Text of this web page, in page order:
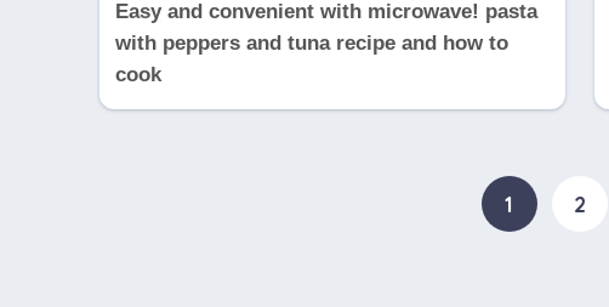
Easy and convenient with microwave! pasta
with peppers and tuna recipe and how to
cook
1 2